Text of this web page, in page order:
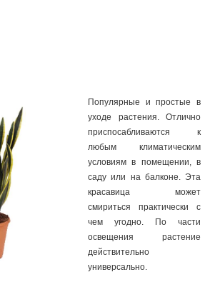
Популярные и простые в
уходе растения. Отлично
приспосабливаются к
любым климатическим
условиям в помещении, в
саду или на балконе. Эта
красавица может
смириться практически с
чем угодно. По части
освещения растение
действительно
универсально.